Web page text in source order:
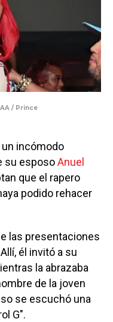
/ Prince
incómodo
su esposoAnuel
que el rapero
podido rehacer
las presentaciones
él invitó a su
la abrazaba
de la joven
se escuchó una
G".